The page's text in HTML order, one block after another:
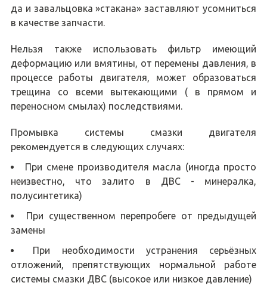
да и завальцовка »стакана» заставляют усомниться
в качестве запчасти.
Нельзя также использовать фильтр имеющий
деформацию или вмятины, от перемены давления, в
процессе работы двигателя, может образоваться
трещина со всеми вытекающими ( в прямом и
переносном смылах) последствиями.
Промывка системы смазки двигателя
рекомендуется в следующих случаях:
При смене производителя масла (иногда просто
неизвестно, что залито в ДВС - минералка,
полусинтетика)
При существенном перепробеге от предыдущей
замены
При необходимости устранения серьёзных
отложений, препятствующих нормальной работе
системы смазки ДВС (высокое или низкое давление)